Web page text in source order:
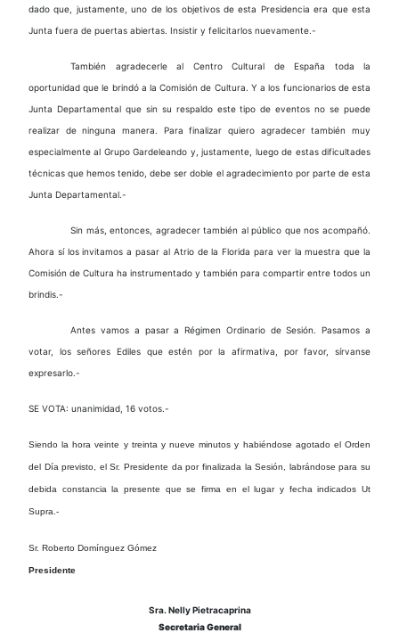
dado que, justamente, uno de los objetivos de esta Presidencia era que esta
Junta fuera de puertas abiertas. Insistir y felicitarlos nuevamente.-
También agradecerle al Centro Cultural de España toda la
oportunidad que le brindó a la Comisión de Cultura. Y a los funcionarios de esta
Junta Departamental que sin su respaldo este tipo de eventos no se puede
realizar de ninguna manera. Para finalizar quiero agradecer también muy
especialmente al Grupo Gardeleando y, justamente, luego de estas dificultades
técnicas que hemos tenido, debe ser doble el agradecimiento por parte de esta
Junta Departamental.-
Sin más, entonces, agradecer también al público que nos acompañó.
Ahora sí los invitamos a pasar al Atrio de la Florida para ver la muestra que la
Comisión de Cultura ha instrumentado y también para compartir entre todos un
brindis.-
Antes vamos a pasar a Régimen Ordinario de Sesión. Pasamos a
votar, los señores Ediles que estén por la afirmativa, por favor, sírvanse
expresarlo.-
SE VOTA: unanimidad, 16 votos.-
Siendo la hora veinte y treinta y nueve minutos y habiéndose agotado el Orden
del Día previsto , el Sr. Presidente da por finalizada la Sesión, labrándose para su
debida constancia la presente que se firma en el lugar y fecha indicados Ut
Supra.-
Sr. Roberto Domínguez Gómez
Presidente
Sra. Nelly Pietracaprina
Secretaria General